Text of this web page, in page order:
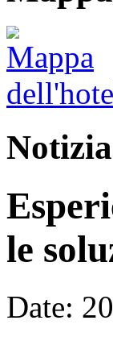
Notizia
le
Date: